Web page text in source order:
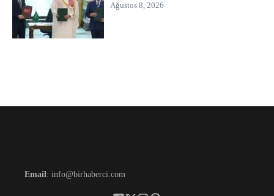
Ağustos 8, 2026
Email: info@birhaberci.com